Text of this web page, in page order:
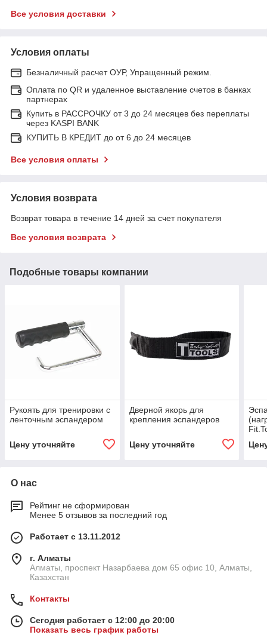
Все условия доставки
Условия оплаты
Безналичный расчет ОУР, Упращенный режим.
Оплата по QR и удаленное выставление счетов в банках
партнерах
Купить в РАССРОЧКУ от 3 до 24 месяцев без переплаты
через KASPI BANK
КУПИТЬ В КРЕДИТ до от 6 до 24 месяцев
Все условия оплаты
Условия возврата
Возврат товара в течение 14 дней за счет покупателя
Все условия возврата
Подобные товары компании
Рукоять для тренировки с
ленточным эспандером
Цену уточняйте
Дверной якорь для
крепления эспандеров
Цену уточняйте
О нас
Рейтинг не сформирован
Менее 5 отзывов за последний год
Работает с 13.11.2012
г. Алматы
Алматы, проспект Назарбаева дом 65 офис 10, Алматы,
Казахстан
Контакты
Сегодня работает с 12:00 до 20:00
Показать весь график работы